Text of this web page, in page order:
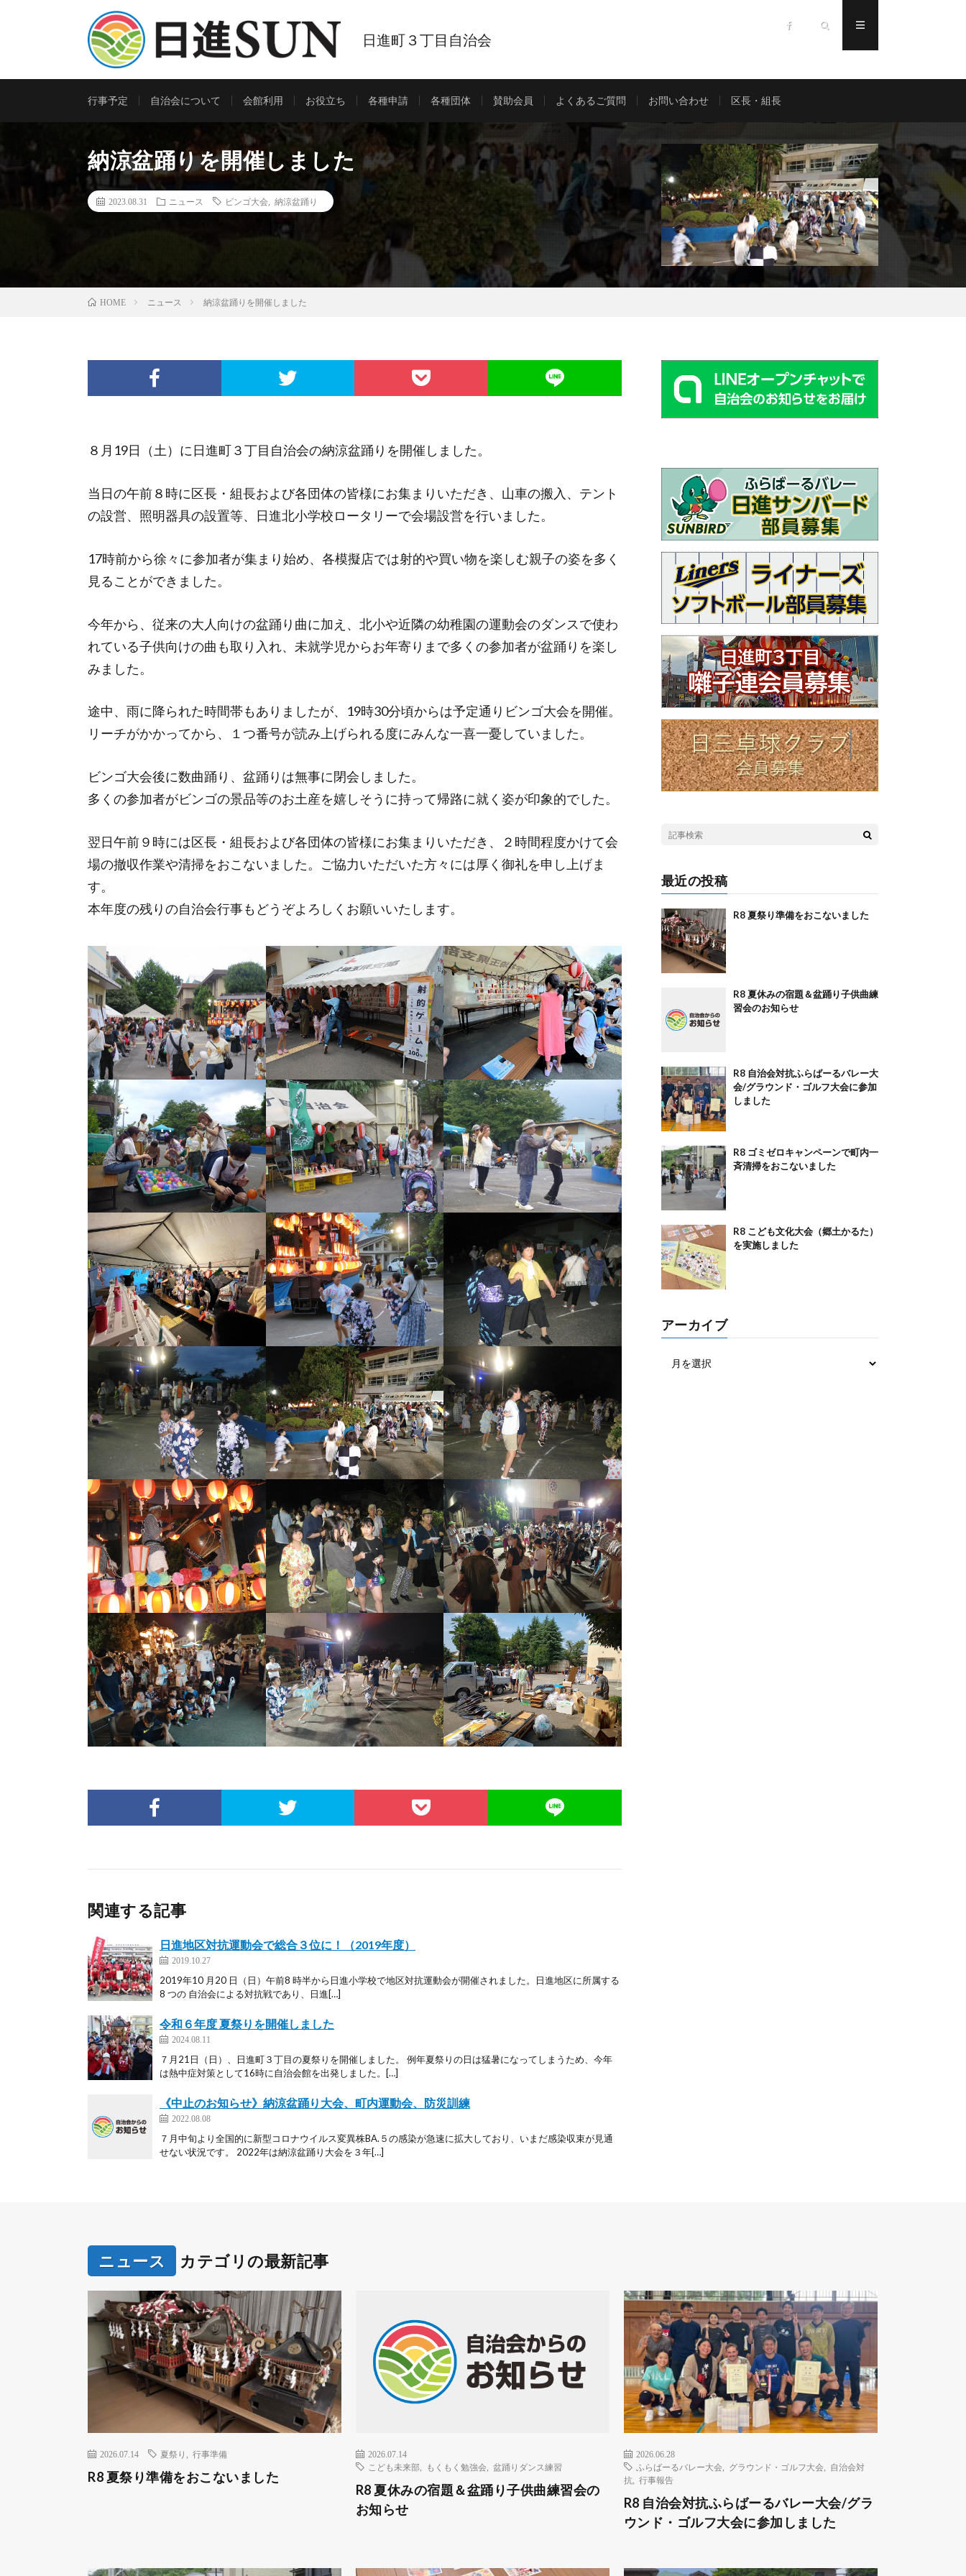
日進町３丁目自治会
行事予定 自治会について 会館利用 お役立ち 各種申請 各種団体 賛助会員 よくあるご質問 お問い合わせ 区長・組長
納涼盆踊りを開催しました
2023.08.31 ニュース ビンゴ大会 納涼盆踊り
HOME ニュース 納涼盆踊りを開催しました
８月19日（土）に日進町３丁目自治会の納涼盆踊りを開催しました。
当日の午前８時に区長・組長および各団体の皆様にお集まりいただき、山車の搬入、テント
の設営、照明器具の設置等、日進北小学校ロータリーで会場設営を行いました。
17時前から徐々に参加者が集まり始め、各模擬店では射的や買い物を楽しむ親子の姿を多く
見ることができました。
今年から、従来の大人向けの盆踊り曲に加え、北小や近隣の幼稚園の運動会のダンスで使わ
れている子供向けの曲も取り入れ、未就学児からお年寄りまで多くの参加者が盆踊りを楽し
みました。
途中、雨に降られた時間帯もありましたが、19時30分頃からは予定通りビンゴ大会を開催。
リーチがかかってから、１つ番号が読み上げられる度にみんな一喜一憂していました。
ビンゴ大会後に数曲踊り、盆踊りは無事に閉会しました。
多くの参加者がビンゴの景品等のお土産を嬉しそうに持って帰路に就く姿が印象的でした。
翌日午前９時には区長・組長および各団体の皆様にお集まりいただき、２時間程度かけて会
場の撤収作業や清掃をおこないました。ご協力いただいた方々には厚く御礼を申し上げま
す。
本年度の残りの自治会行事もどうぞよろしくお願いいたします。
関連する記事
日進地区対抗運動会で総合３位に！（2019年度）
2019.10.27
2019年10 月20 日（日）午前8 時半から日進小学校で地区対抗運動会が開催されました。日進地区に所属する
8 つの 自治会による対抗戦であり、日進[…]
令和６年度 夏祭りを開催しました
2024.08.11
７月21日（日）、日進町３丁目の夏祭りを開催しました。 例年夏祭りの日は猛暑になってしまうため、今年
は熱中症対策として16時に自治会館を出発しました。[…]
《中止のお知らせ》納涼盆踊り大会、町内運動会、防災訓練
2022.08.08
７月中旬より全国的に新型コロナウイルス変異株BA.５の感染が急速に拡大しており、いまだ感染収束が見通
せない状況です。 2022年は納涼盆踊り大会を３年[…]
最近の投稿
R8 夏祭り準備をおこないました
R8 夏休みの宿題＆盆踊り子供曲練
習会のお知らせ
R8 自治会対抗ふらばーるバレー大
会/グラウンド・ゴルフ大会に参加
しました
R8 ゴミゼロキャンペーンで町内一
斉清掃をおこないました
R8 こども文化大会（郷土かるた）
を実施しました
アーカイブ
ニュース カテゴリの最新記事
2026.07.14 夏祭り 行事準備
R8 夏祭り準備をおこないました
2026.07.14
こども未来部, もくもく勉強会, 盆踊りダンス練習
R8 夏休みの宿題＆盆踊り子供曲練習会の
お知らせ
2026.06.28
ふらばーるバレー大会, グラウンド・ゴルフ大会, 自治会対
抗
行事報告
R8 自治会対抗ふらばーるバレー大会/グラ
ウンド・ゴルフ大会に参加しました